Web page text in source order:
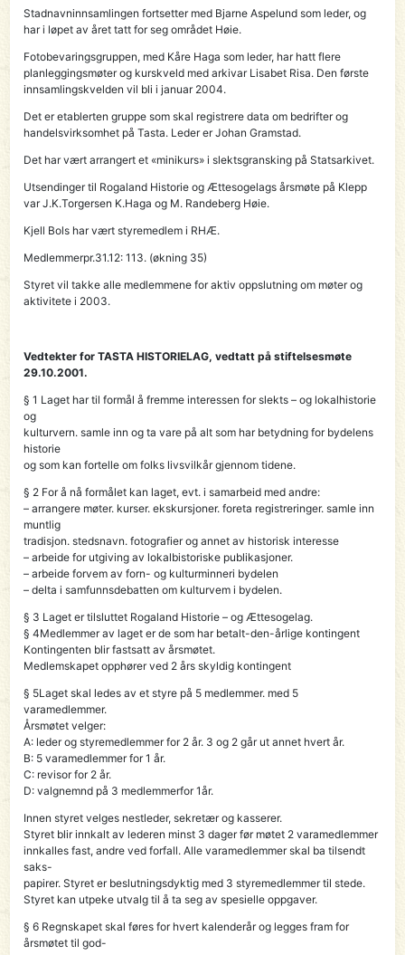
Stadnavninnsamlingen fortsetter med Bjarne Aspelund som leder, og
har i løpet av året tatt for seg området Høie.
Fotobevaringsgruppen, med Kåre Haga som leder, har hatt flere
planleggingsmøter og kurskveld med arkivar Lisabet Risa. Den første
innsamlingskvelden vil bli i januar 2004.
Det er etablerten gruppe som skal registrere data om bedrifter og
handelsvirksomhet på Tasta. Leder er Johan Gramstad.
Det har vært arrangert et «minikurs» i slektsgransking på Statsarkivet.
Utsendinger til Rogaland Historie og Ættesogelags årsmøte på Klepp
var J.K.Torgersen K.Haga og M. Randeberg Høie.
Kjell Bols har vært styremedlem i RHÆ.
Medlemmerpr.31.12: 113. (økning 35)
Styret vil takke alle medlemmene for aktiv oppslutning om møter og
aktivitete i 2003.
Vedtekter for TASTA HISTORIELAG, vedtatt på stiftelsesmøte
29.10.2001.
§ 1 Laget har til formål å fremme interessen for slekts – og lokalhistorie
og
kulturvern. samle inn og ta vare på alt som har betydning for bydelens
historie
og som kan fortelle om folks livsvilkår gjennom tidene.
§ 2 For å nå formålet kan laget, evt. i samarbeid med andre:
– arrangere møter. kurser. ekskursjoner. foreta registreringer. samle inn
muntlig
tradisjon. stedsnavn. fotografier og annet av historisk interesse
– arbeide for utgiving av lokalbistoriske publikasjoner.
– arbeide forvem av forn- og kulturminneri bydelen
– delta i samfunnsdebatten om kulturvem i bydelen.
§ 3 Laget er tilsluttet Rogaland Historie – og Ættesogelag.
§ 4Medlemmer av laget er de som har betalt-den-årlige kontingent
Kontingenten blir fastsatt av årsmøtet.
Medlemskapet opphører ved 2 års skyldig kontingent
§ 5Laget skal ledes av et styre på 5 medlemmer. med 5
varamedlemmer.
Årsmøtet velger:
A: leder og styremedlemmer for 2 år. 3 og 2 går ut annet hvert år.
B: 5 varamedlemmer for 1 år.
C: revisor for 2 år.
D: valgnemnd på 3 medlemmerfor 1år.
Innen styret velges nestleder, sekretær og kasserer.
Styret blir innkalt av lederen minst 3 dager før møtet 2 varamedlemmer
innkalles fast, andre ved forfall. Alle varamedlemmer skal ba tilsendt
saks-
papirer. Styret er beslutningsdyktig med 3 styremedlemmer til stede.
Styret kan utpeke utvalg til å ta seg av spesielle oppgaver.
§ 6 Regnskapet skal føres for hvert kalenderår og legges fram for
årsmøtet til god-